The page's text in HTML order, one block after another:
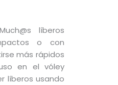
Much@s líberos
o con
más rápidos
en el vóley
líberos usando